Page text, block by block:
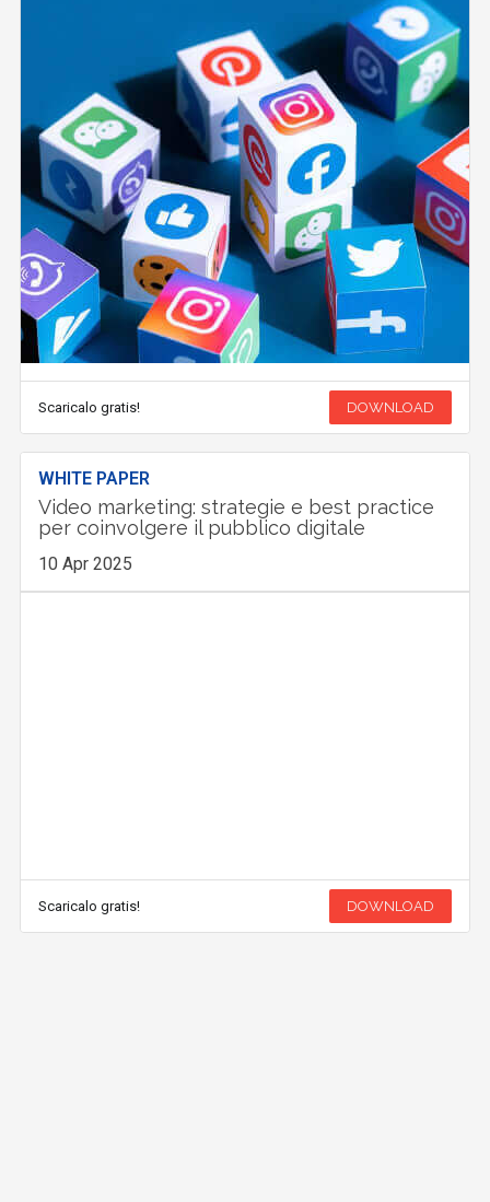
Scaricalo gratis! DOWNLOAD
WHITE PAPER
Video marketing: strategie e best practice
per coinvolgere il pubblico digitale
10 Apr 2025
Scaricalo gratis! DOWNLOAD